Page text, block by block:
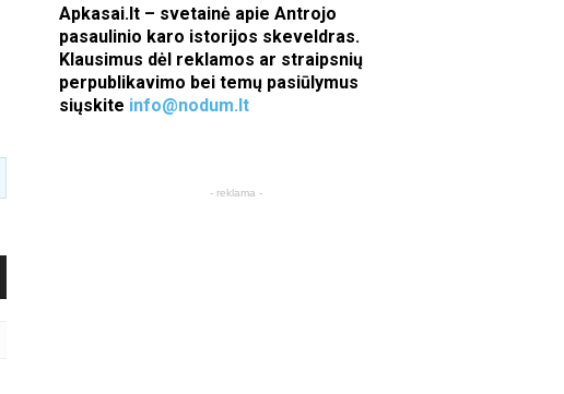
Apkasai.lt – svetainė apie Antrojo
pasaulinio karo istorijos skeveldras.
Klausimus dėl reklamos ar straipsnių
perpublikavimo bei temų pasiūlymus
siųskite info@nodum.lt
- reklama -